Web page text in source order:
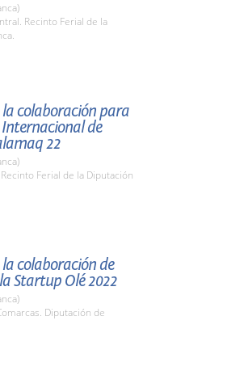
Recinto Ferial de la
la colaboración para
Internacional de
22
Ferial de la Diputación
colaboración de
Startup Olé 2022
Diputación de